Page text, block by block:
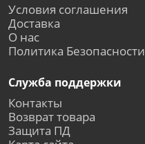
Условия соглашения
Доставка
О нас
Политика Безопасности
Служба поддержки
Контакты
Возврат товара
Защита ПД